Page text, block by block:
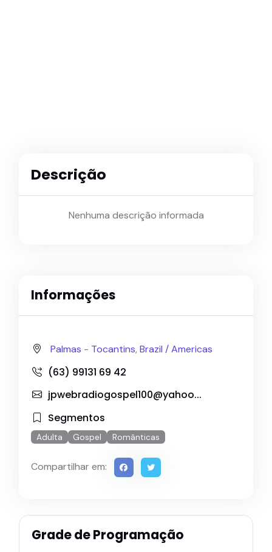
Descrição
Nenhuma descrição informada
Informações
Palmas - Tocantins, Brazil /Americas
(63) 99131 69 42
jpwebradiogospel100@yahoo...
Segmentos
Adulta Gospel Românticas
Compartilhar em:
Grade de Programação